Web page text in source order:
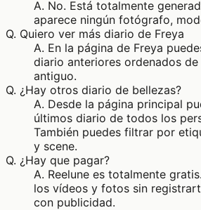
A. No. Está totalmente
aparece ningún fotógrafo,
Q. Quiero ver más diario de Freya
A. En la página de Freya
diario anteriores ordenados
antiguo.
Q. ¿Hay otros diario de bellezas?
A. Desde la página principal
últimos diario de todos los
También puedes filtrar por
y scene.
Q. ¿Hay que pagar?
A. Reelune es totalmente
los vídeos y fotos sin
con publicidad.